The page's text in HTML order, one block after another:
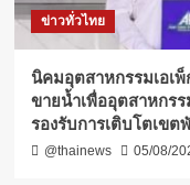
ข่าวทั่วไทย
นิคมอุตสาหกรรมเอเ
ขายน้ำเพื่ออุตสาหกร
รองรับการเติบโตเข
@thainews 05/08/